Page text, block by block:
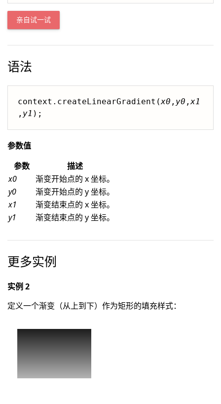
亲自试一试
语法
context.createLinearGradient(x0 , y0 ,x1
, y1 );
参数值
参数
描述
x0
渐变开始点的 x 坐标。
y0
渐变开始点的 y 坐标。
x1
渐变结束点的 x 坐标。
y1
渐变结束点的 y 坐标。
更多实例
实例 2
定义一个渐变（从上到下）作为矩形的填充样式：